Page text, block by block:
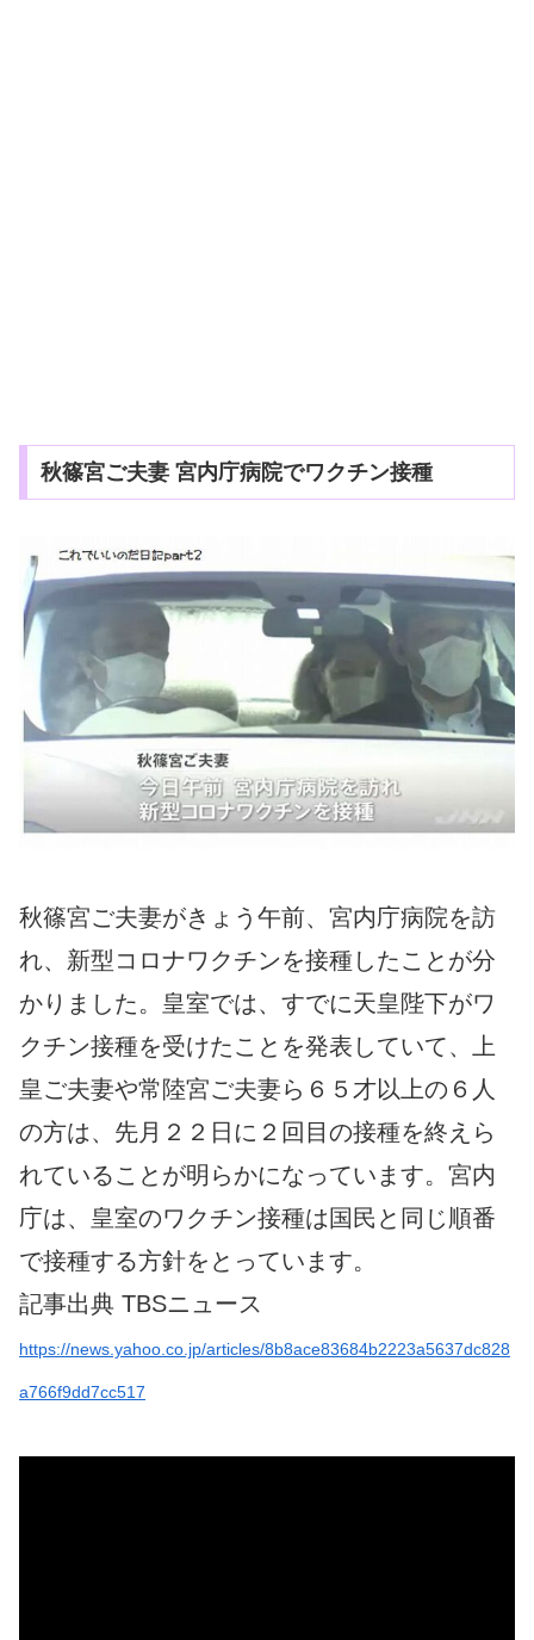
秋篠宮ご夫妻 宮内庁病院でワクチン接種
秋篠宮ご夫妻がきょう午前、宮内庁病院を訪
れ、新型コロナワクチンを接種したことが分
かりました。皇室では、すでに天皇陛下がワ
クチン接種を受けたことを発表していて、上
皇ご夫妻や常陸宮ご夫妻ら６５才以上の６人
の方は、先月２２日に２回目の接種を終えら
れていることが明らかになっています。宮内
庁は、皇室のワクチン接種は国民と同じ順番
で接種する方針をとっています。
記事出典 TBSニュース
https://news.yahoo.co.jp/articles/8b8ace83684b2223a5637dc828
a766f9dd7cc517